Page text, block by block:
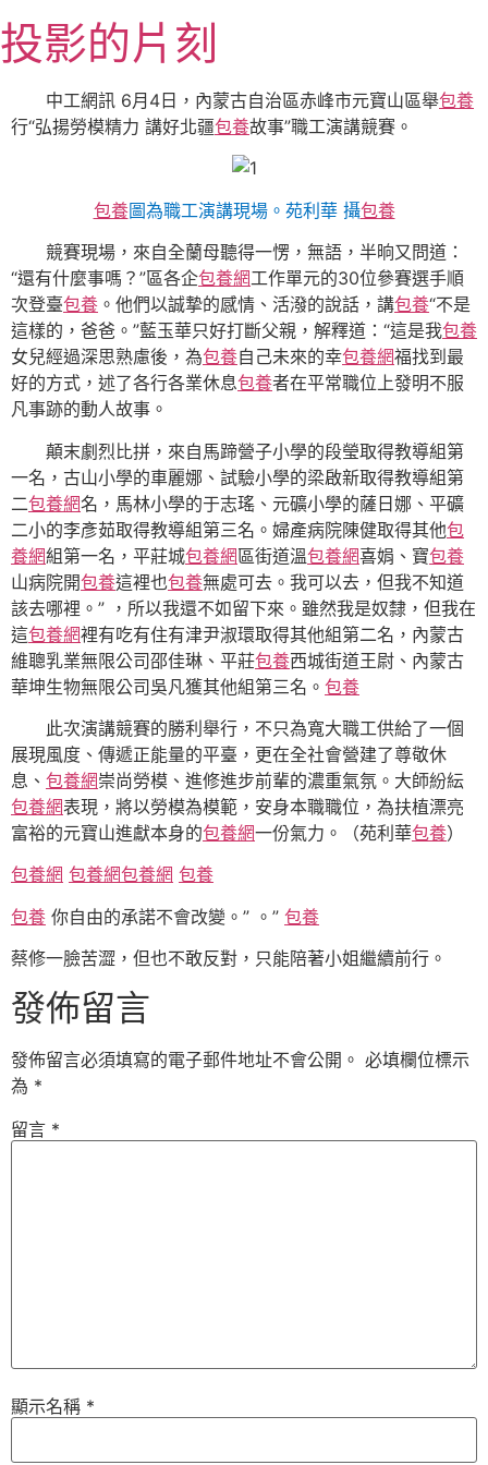
至
主
內
投影的片刻
中工網訊 6月4日，內蒙古自治區赤峰市元寶山區舉包養
行“弘揚勞模精力 講好北疆包養故事”職工演講競賽。
包養圖為職工演講現場。苑利華 攝包養
競賽現場，來自全蘭母聽得一愣，無語，半晌又問道：
“還有什麼事嗎？”區各企包養網工作單元的30位參賽選手順
次登臺包養 。他們以誠摯的感情、活潑的說話，講包養“不是
這樣的，爸爸。”藍玉華只好打斷父親，解釋道：“這是我包養
女兒經過深思熟慮後，為包養自己未來的幸包養網福找到最
好的方式，述了各行各業休息包養者在平常職位上發明不服
凡事跡的動人故事。
顛末劇烈比拼，來自馬蹄營子小學的段瑩取得教導組第
一名，古山小學的車麗娜、試驗小學的梁啟新取得教導組第
二包養網名，馬林小學的于志瑤、元礦小學的薩日娜、平礦
二小的李彥茹取得教導組第三名。婦產病院陳健取得其他包
養網組第一名，平莊城包養網區街道溫包養網喜娟、寶包養
山病院開包養這裡也包養無處可去。我可以去，但我不知道
該去哪裡。” ，所以我還不如留下來。雖然我是奴隸，但我在
這包養網裡有吃有住有津尹淑環取得其他組第二名，內蒙古
維聰乳業無限公司邵佳琳、平莊包養西城街道王尉、內蒙古
華坤生物無限公司吳凡獲其他組第三名。 包養
此次演講競賽的勝利舉行，不只為寬大職工供給了一個
展現風度、傳遞正能量的平臺，更在全社會營建了尊敬休
息、 包養網崇尚勞模、進修進步前輩的濃重氣氛。大師紛紜
包養網表現，將以勞模為模範，安身本職職位，為扶植漂亮
富裕的元寶山進獻本身的包養網一份氣力。（苑利華包養）
包養網 包養網包養網 包養
包養 你自由的承諾不會改變。” 。” 包養
蔡修一臉苦澀，但也不敢反對，只能陪著小姐繼續前行。
發佈留言
發佈留言必須填寫的電子郵件地址不會公開。 必填欄位標示
為 *
留言 *
顯示名稱 *